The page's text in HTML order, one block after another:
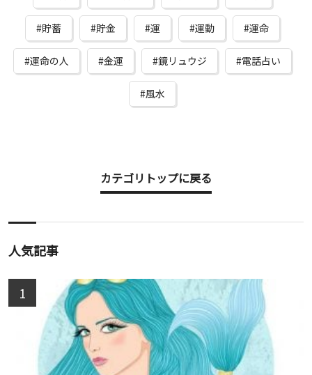
貯蓄 貯金 運 運動 運命
運命の人 金運 鏡リュウジ 電話占い
風水
カテゴリトップに戻る
人気記事
1